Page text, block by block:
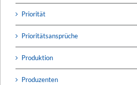
Priorität
Prioritätsansprüche
Produktion
Produzenten